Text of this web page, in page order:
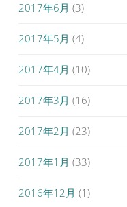
2017年6月 (3)
2017年5月 (4)
2017年4月 (10)
2017年3月 (16)
2017年2月 (23)
2017年1月 (33)
2016年12月 (1)